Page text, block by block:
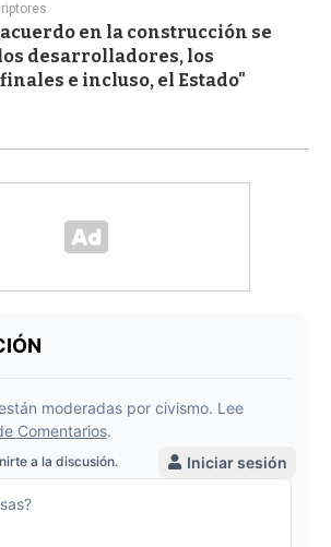
en la construcción se
desarrolladores, los
e incluso, el Estado"